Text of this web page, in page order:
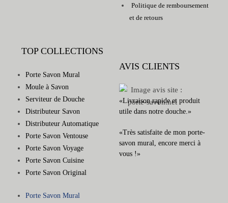
Politique de remboursement
et de retours
TOP COLLECTIONS
Porte Savon Mural
Moule à Savon
Serviteur de Douche
Distributeur Savon
Distributeur Automatique
Porte Savon Ventouse
Porte Savon Voyage
Porte Savon Cuisine
Porte Savon Original
Porte Savon Mural
AVIS CLIENTS
«Livraison rapide et produit
utile dans notre douche.»
«Très satisfaite de mon porte-
savon mural, encore merci à
vous !»